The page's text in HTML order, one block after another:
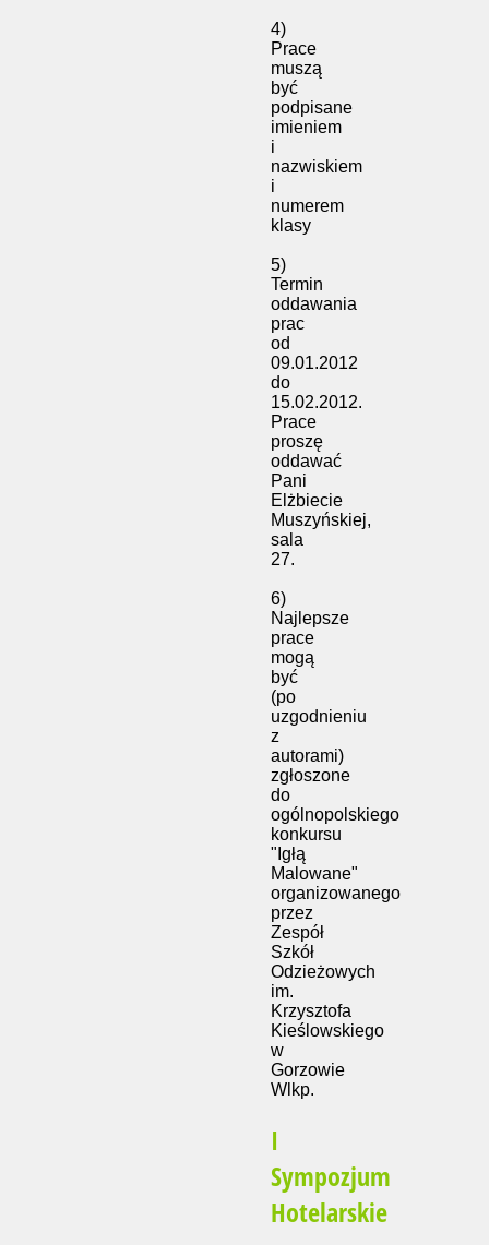
4)
Prace
muszą
być
podpisane
imieniem
i
nazwiskiem
i
numerem
klasy
5)
Termin
oddawania
prac
od
09.01.2012
do
15.02.2012.
Prace
proszę
oddawać
Pani
Elżbiecie
Muszyńskiej,
sala
27.
6)
Najlepsze
prace
mogą
być
(po
uzgodnieniu
z
autorami)
zgłoszone
do
ogólnopolskiego
konkursu
"Igłą
Malowane"
organizowanego
przez
Zespół
Szkół
Odzieżowych
im.
Krzysztofa
Kieślowskiego
w
Gorzowie
Wlkp.
I
Sympozjum
Hotelarskie